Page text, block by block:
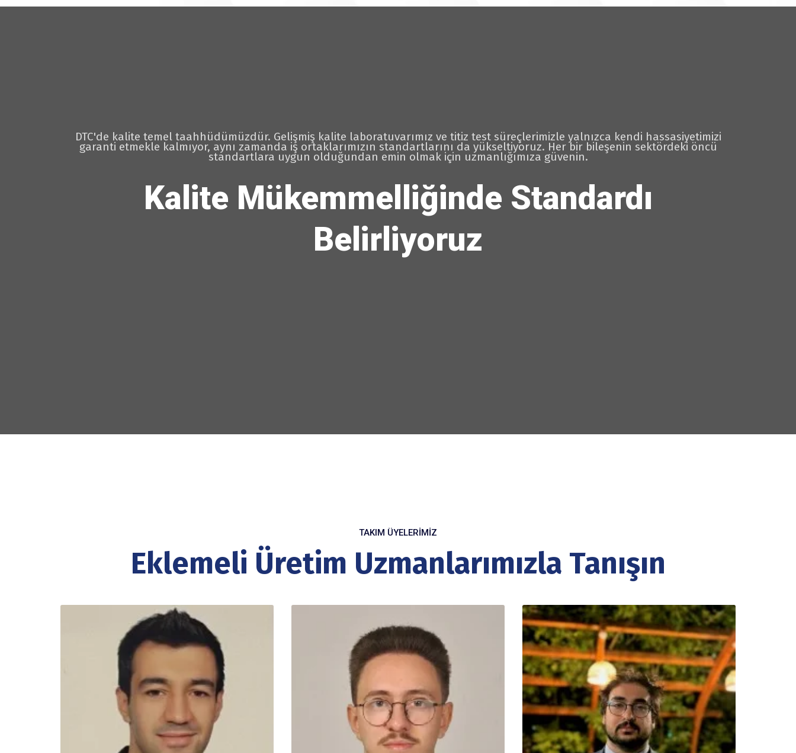
DTC'de kalite temel taahhüdümüzdür. Gelişmiş kalite laboratuvarımız ve titiz test süreçlerimizle yalnızca kendi hassasiyetimizi
garanti etmekle kalmıyor, aynı zamanda iş ortaklarımızın standartlarını da yükseltiyoruz. Her bir bileşenin sektördeki öncü
standartlara uygun olduğundan emin olmak için uzmanlığımıza güvenin.
Kalite Mükemmelliğinde Standardı
Belirliyoruz
TAKIM ÜYELERIMIZ
Eklemeli Üretim Uzmanlarımızla Tanışın